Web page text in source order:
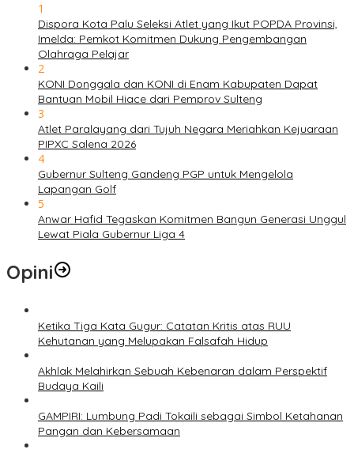
1
Dispora Kota Palu Seleksi Atlet yang Ikut POPDA Provinsi,
Imelda: Pemkot Komitmen Dukung Pengembangan
Olahraga Pelajar
2
KONI Donggala dan KONI di Enam Kabupaten Dapat
Bantuan Mobil Hiace dari Pemprov Sulteng
3
Atlet Paralayang dari Tujuh Negara Meriahkan Kejuaraan
PIPXC Salena 2026
4
Gubernur Sulteng Gandeng PGP untuk Mengelola
Lapangan Golf
5
Anwar Hafid Tegaskan Komitmen Bangun Generasi Unggul
Lewat Piala Gubernur Liga 4
Opini
Ketika Tiga Kata Gugur: Catatan Kritis atas RUU
Kehutanan yang Melupakan Falsafah Hidup
Akhlak Melahirkan Sebuah Kebenaran dalam Perspektif
Budaya Kaili
GAMPIRI: Lumbung Padi Tokaili sebagai Simbol Ketahanan
Pangan dan Kebersamaan